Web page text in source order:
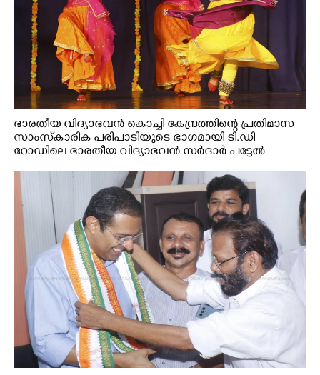
ഭാരതീയ വിദ്യാഭവൻ കൊച്ചി കേന്ദ്രത്തിന്റെ പ്രതിമാസ
സാംസ്കാരിക പരിപാടിയുടെ ഭാഗമായി ടി.ഡി
റോഡിലെ ഭാരതീയ വിദ്യാഭവൻ സർദാർ പട്ടേൽ
സഭാഗൃഹത്തിൽ എം. അക്ഷതയുടെ നേതൃത്വത്തിൽ
അവതരിപ്പിച്ച ലയ നമൻ കഥക് നൃത്തത്തിൽ നിന്ന്